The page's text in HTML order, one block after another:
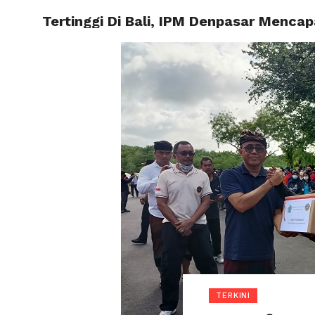
Tertinggi Di Bali, IPM Denpasar
TERKINI